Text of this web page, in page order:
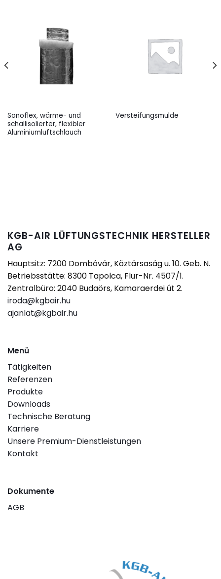
Sonoflex, wärme- und
schallisolierter, flexibler
Aluminiumluftschlauch
Versteifungsmulde
KGB-AIR LÜFTUNGSTECHNIK HERSTELLER
AG
Hauptsitz: 7200 Dombóvár, Köztársaság u. 10. Geb. N.
Betriebsstätte: 8300 Tapolca, Flur-Nr. 4507/1.
Zentralbüro: 2040 Budaörs, Kamaraerdei út 2.
iroda@kgbair.hu
ajanlat@kgbair.hu
Menü
Tätigkeiten
Referenzen
Produkte
Downloads
Technische Beratung
Karriere
Unsere Premium-Dienstleistungen
Kontakt
Dokumente
AGB